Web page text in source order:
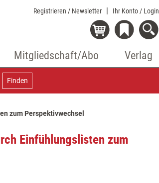
Registrieren / Newsletter Ihr Konto / Login
Mitgliedschaft/Abo Verlag
Finden
zum Perspektivwechsel
Einfühlungslisten zum